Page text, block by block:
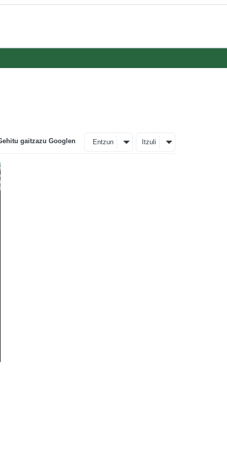
gaitzazu Googlen Entzun Itzuli